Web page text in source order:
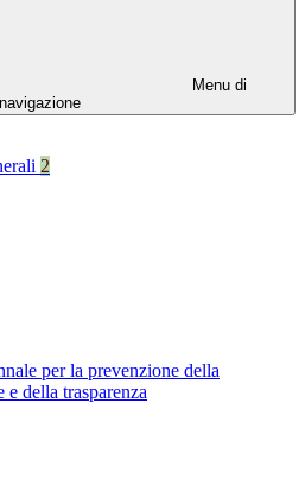
Menu di
navigazione
2
per la prevenzione della
e della trasparenza